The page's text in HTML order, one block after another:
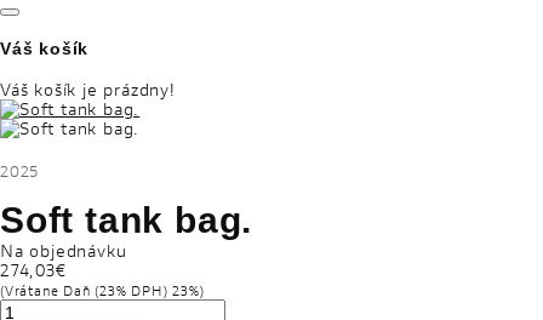
NOVINKY
DEALER LOCATOR
DUCATI CLUB
CESTOVATELSKÉ EXPEDÍCIE
Váš košík
Váš košík je prázdny!
2025
Soft tank bag.
Na objednávku
274,03€
(Vrátane Daň (23% DPH) 23%)